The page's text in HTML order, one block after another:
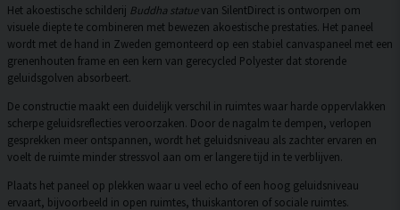
Het akoestische schilderij Buddha statuevan SilentDirect is ontworpen om
visuele diepte te combineren met bewezen akoestische prestaties. Het paneel
wordt met de hand in Zweden gemonteerd op een stabiel canvaspaneel met een
grenenhouten frame en een kern van gerecycled Polyester dat storende
geluidsgolven absorbeert.
De constructie maakt een duidelijk verschil in ruimtes waar harde oppervlakken
scherpe geluidsreflecties veroorzaken. Door de nagalm te dempen, verlopen
gesprekken meer ontspannen, wordt het geluidsniveau als zachter ervaren en
voelt de ruimte minder stressvol aan om er langere tijd in te verblijven.
Plaats het paneel op plekken waar u veel echo of een hoog geluidsniveau
ervaart, bijvoorbeeld in open ruimtes, thuiskantoren of sociale ruimtes.